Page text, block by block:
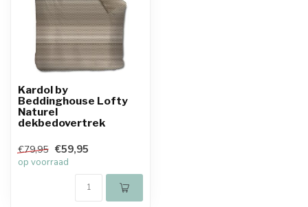
Kardol by
Beddinghouse Lofty
Naturel
dekbedovertrek
€79,95 €59,95
op voorraad